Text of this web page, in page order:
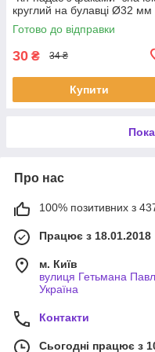
круглий на булавці Ø32 мм
Готово до відправки
30 ₴ 34 ₴
Купити
Про нас
100% позитивних з 437
Працює з 18.01.2018
м. Київ
вулиця Гетьмана
Україна
Контакти
Сьогодні працює з